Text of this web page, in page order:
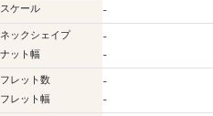
スケール -
ネックシェイプ
ナット幅
-
-
フレット数
フレット幅
-
-